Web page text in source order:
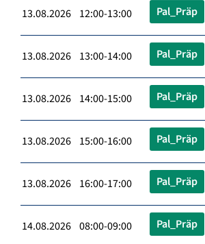
13.08.2026 12:00-13:00 Pal_Präp
13.08.2026 13:00-14:00 Pal_Präp
13.08.2026 14:00-15:00 Pal_Präp
13.08.2026 15:00-16:00 Pal_Präp
13.08.2026 16:00-17:00 Pal_Präp
14.08.2026 08:00-09:00 Pal_Präp